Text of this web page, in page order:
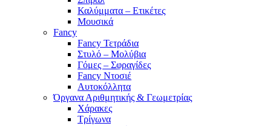
Καλύμματα – Ετικέτες
Μουσικά
Fancy
Fancy Τετράδια
Στυλό – Μολύβια
Γόμες – Σφραγίδες
Fancy Ντοσιέ
Αυτοκόλλητα
Όργανα Αριθμητικής & Γεωμετρίας
Χάρακες
Τρίγωνα